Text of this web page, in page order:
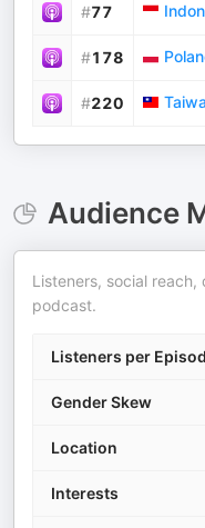
#77
#178
#220
Audience
Listeners, social
podcast.
Listeners per
Gender Skew
Location
Interests